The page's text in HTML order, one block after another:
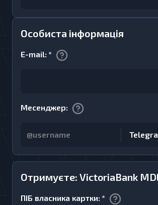
Отримуєте: VictoriaBank
ПІБ власника картки: *
Особиста інформація
E-mail: *
Месенджер: